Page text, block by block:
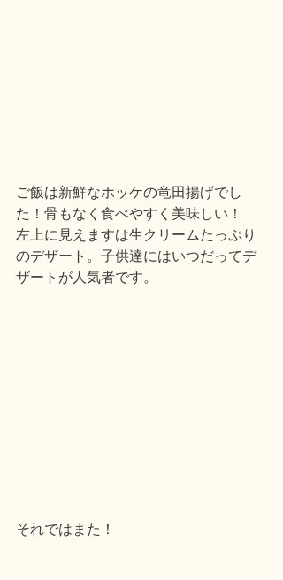
ご飯は新鮮なホッケの竜田揚げでし
た！骨もなく食べやすく美味しい！
左上に見えますは生クリームたっぷり
のデザート。子供達にはいつだってデ
ザートが人気者です。
それではまた！